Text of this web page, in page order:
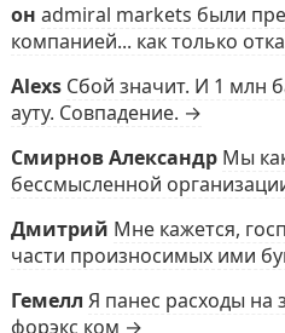
он admiral markets были
компанией... как только
Alexs Сбой значит. И 1 млн
ауту. Совпадение. →
Смирнов Александр Мы
бессмысленной
Дмитрий Мне кажется,
части произносимых ими
Гемелл Я панес расходы на
форэкс ком →